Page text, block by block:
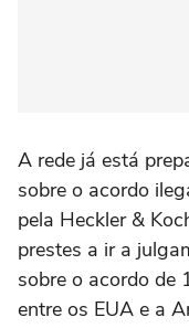
A rede já está
sobre o acordo
pela Heckler &
prestes a ir a
sobre o acordo de
entre os EUA e a